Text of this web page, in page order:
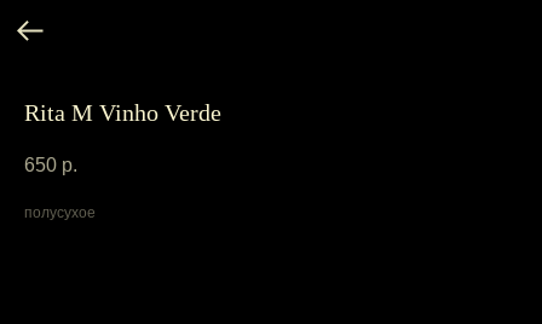
Rita M Vinho Verde
650 р.
полусухое